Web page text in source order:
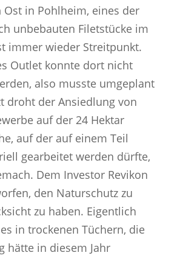
Ost in Pohlheim, eines der
unbebauten Filetstücke im
immer wieder Streitpunkt.
Outlet konnte dort nicht
also musste umgeplant
droht der Ansiedlung von
auf der 24 Hektar
auf der auf einem Teil
gearbeitet werden dürfte,
Dem Investor Revikon
den Naturschutz zu
zu haben. Eigentlich
in trockenen Tüchern, die
hätte in diesem Jahr